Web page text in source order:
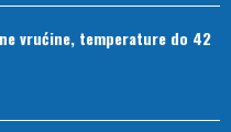
vrućine, temperature do 42